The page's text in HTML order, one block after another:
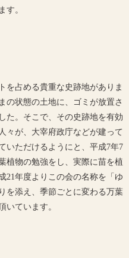
す。
を占める貴重な史跡地がありま
の状態の土地に、ゴミが放置さ
た。そこで、その史跡地を有効
々が、大宰府政庁などが建って
いただけるようにと、平成7年7
植物の勉強をし、実際に苗を植
21年度よりこの会の名称を「ゆ
を添え、季節ごとに変わる万葉
いています。